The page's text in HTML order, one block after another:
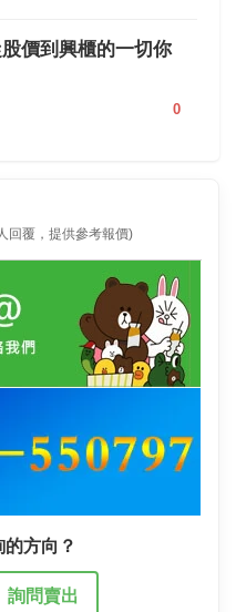
價到興櫃的一切你
0
回覆，提供參考報價)
方向？
詢問賣出